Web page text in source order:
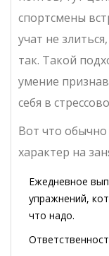
спортсмены
учат не
так. Такой
умение
себя в
Вот что
характер на
Ежедневное
упражнений,
что надо.